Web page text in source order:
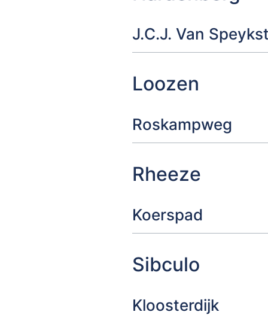
J.C.J. Van
Loozen
Roskampweg
Rheeze
Koerspad
Sibculo
Kloosterdijk